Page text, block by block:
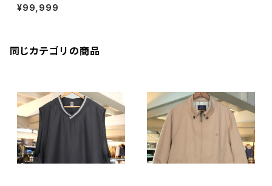
v-neck Vest "SAS Institut
e"
¥99,999
同じカテゴリの商品